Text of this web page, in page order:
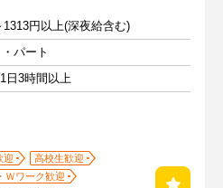
1313円以上(深夜給含む)
パート
日3時間以上
迎
高校生歓迎
Ｗワーク歓迎